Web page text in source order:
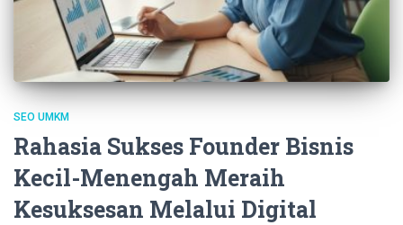
SEO UMKM
Rahasia Sukses Founder Bisnis
Kecil-Menengah Meraih
Kesuksesan Melalui Digital